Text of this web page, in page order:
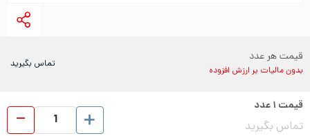
قیمت هر عدد
بدون مالیات بر ارزش افزوده
تماس بگیرید
قیمت ۱عدد
تماس بگیرید